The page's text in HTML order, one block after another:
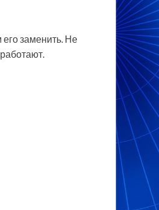
заменить. Не